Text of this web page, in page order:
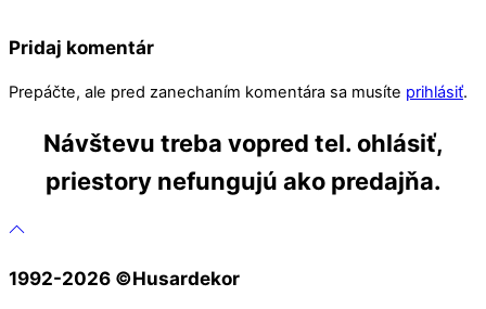
Pridaj komentár
Prepáčte, ale pred zanechaním komentára sa musíte prihlásiť.
Návštevu treba vopred tel. ohlásiť,
priestory nefungujú ako predajňa.
1992-2026 ©️Husardekor